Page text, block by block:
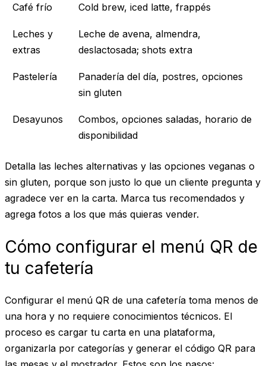
Café frío Cold brew, iced latte, frappés
Leches y
extras
Leche de avena, almendra,
deslactosada; shots extra
Pastelería
Panadería del día, postres, opciones
sin gluten
Desayunos
Combos, opciones saladas, horario de
disponibilidad
Detalla las leches alternativas y las opciones veganas o
sin gluten, porque son justo lo que un cliente pregunta y
agradece ver en la carta. Marca tus recomendados y
agrega fotos a los que más quieras vender.
Cómo configurar el menú QR de
tu cafetería
Configurar el menú QR de una cafetería toma menos de
una hora y no requiere conocimientos técnicos. El
proceso es cargar tu carta en una plataforma,
organizarla por categorías y generar el código QR para